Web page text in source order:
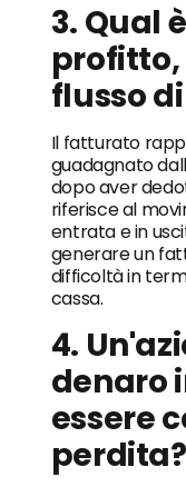
3. Qual
flusso
Il fatturato
guadagnato
dopo aver
riferisce al
entrata e in
generare un
difficoltà in
cassa.
4.
denaro
essere
perdita?